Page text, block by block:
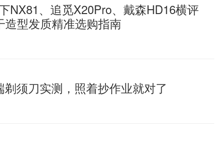
NX81、追觅X20Pro、戴森HD16横评
型发质精准选购指南
须刀实测，照着抄作业就对了